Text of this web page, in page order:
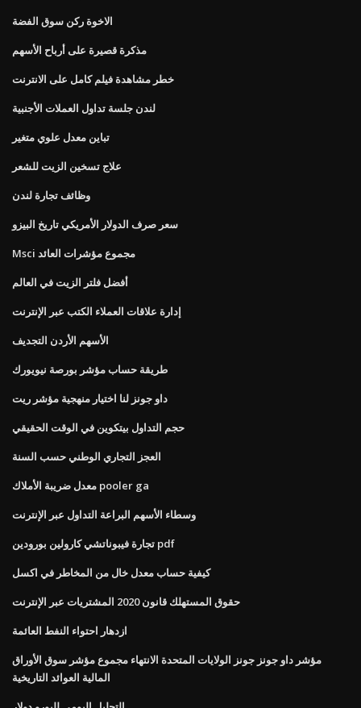
الاخوة ركن سوق الفضة
مذكرة قصيرة على أرباح الأسهم
خطر مشاهدة فيلم كامل على الانترنت
لندن جلسة تداول العملات الأجنبية
تباين معدل علوي متغير
علاج تسخين الزيت للشعر
وظائف تجارة لندن
سعر صرف الدولار الأمريكي تاريخ البيزو
Msci مجموع مؤشرات العائد
أفضل فلتر الزيت في العالم
إدارة علاقات العملاء الكتب عبر الإنترنت
الأسهم الأردن التجديف
طريقة حساب مؤشر بورصة نيويورك
داو جونز لنا اختيار منهجية مؤشر ريت
حجم التداول بيتكوين في الوقت الحقيقي
العجز التجاري الوطني حسب السنة
معدل ضريبة الأملاك pooler ga
وسطاء الأسهم البراعة التداول عبر الإنترنت
تجارة فيبوناتشي كارولين بورودين pdf
كيفية حساب معدل خال من المخاطر في اكسل
حقوق المستهلك قانون 2020 المشتريات عبر الإنترنت
ازدهار احتواء النفط العائمة
مؤشر داو جونز جونز الولايات المتحدة الانتهاء مجموع مؤشر سوق الأوراق
المالية العوائد التاريخية